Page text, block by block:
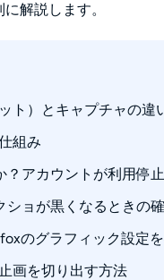
解説します。
ト）とキャプチャの違
組み
動）
アカウントが利用停
漫画をスクショしたら
停止になる？
ショが黒くなるときの
のグラフィック設定
画を切り出す方法